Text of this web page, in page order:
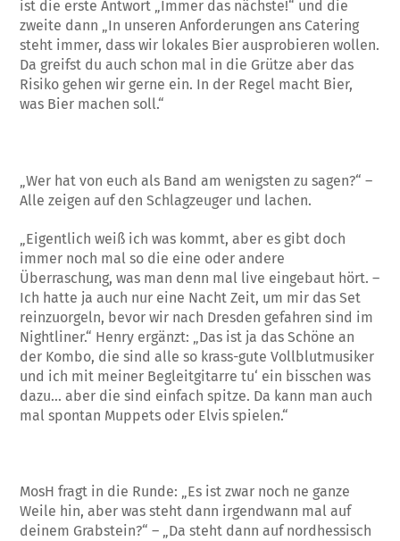
ist die erste Antwort „Immer das nächste!“ und die
zweite dann „In unseren Anforderungen ans Catering
steht immer, dass wir lokales Bier ausprobieren wollen.
Da greifst du auch schon mal in die Grütze aber das
Risiko gehen wir gerne ein. In der Regel macht Bier,
was Bier machen soll.“
„Wer hat von euch als Band am wenigsten zu sagen?“ –
Alle zeigen auf den Schlagzeuger und lachen.
„Eigentlich weiß ich was kommt, aber es gibt doch
immer noch mal so die eine oder andere
Überraschung, was man denn mal live eingebaut hört. –
Ich hatte ja auch nur eine Nacht Zeit, um mir das Set
reinzuorgeln, bevor wir nach Dresden gefahren sind im
Nightliner.“ Henry ergänzt: „Das ist ja das Schöne an
der Kombo, die sind alle so krass-gute Vollblutmusiker
und ich mit meiner Begleitgitarre tu‘ ein bisschen was
dazu… aber die sind einfach spitze. Da kann man auch
mal spontan Muppets oder Elvis spielen.“
MosH fragt in die Runde: „Es ist zwar noch ne ganze
Weile hin, aber was steht dann irgendwann mal auf
deinem Grabstein?“ – „Da steht dann auf nordhessisch